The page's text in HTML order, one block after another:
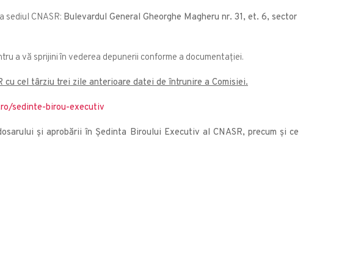
sediul CNASR: Bulevardul General Gheorghe Magheru nr. 31, et. 6, sector
a vă sprijini în vederea depunerii conforme a documentației.
cel târziu trei zile anterioare datei de întrunire a Comisiei.
sedinte-birou-executiv
și aprobării în Ședinta Biroului Executiv al CNASR, precum și ce